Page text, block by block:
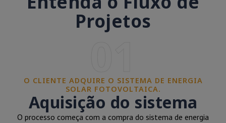
Projetos
O CLIENTE ADQUIRE O SISTEMA DE ENERGIA
SOLAR FOTOVOLTAICA.
Aquisição do sistema
O processo começa com a compra do sistema de energia